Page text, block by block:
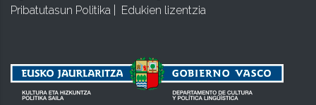
Pribatutasun Politika
Edukien lizentzia